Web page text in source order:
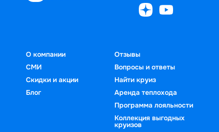
О компании
СМИ
Скидки и акции
Блог
Отзывы
Вопросы и ответы
Найти круиз
Аренда теплохода
Программа лояльности
Коллекция выгодных
круизов